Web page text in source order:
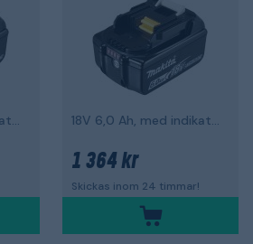
18V 5,0 Ah, med indikator 18V 6,0 Ah, med indikator
1 364 kr
Skickas inom 24 timmar!